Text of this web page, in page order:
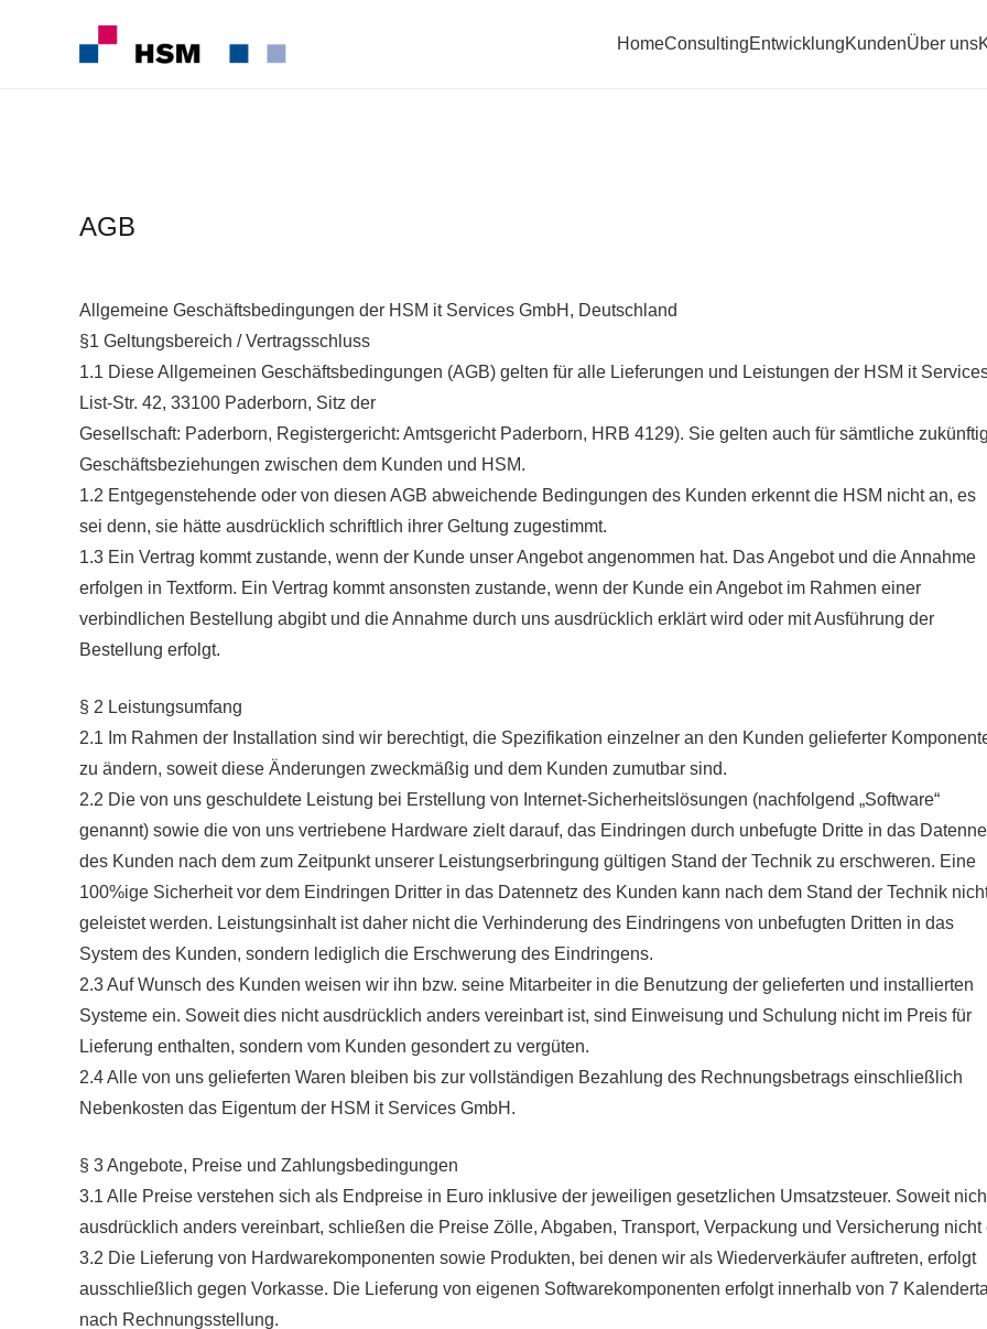
HomeConsultingEntwicklungKundenÜber uns
AGB
Allgemeine Geschäftsbedingungen der HSM it Services GmbH, Deutschland
§1 Geltungsbereich / Vertragsschluss
1.1 Diese Allgemeinen Geschäftsbedingungen (AGB) gelten für alle Lieferungen und Leistungen der HSM it
List-Str. 42, 33100 Paderborn, Sitz der
Gesellschaft: Paderborn, Registergericht: Amtsgericht Paderborn, HRB 4129). Sie gelten auch für sämtliche
Geschäftsbeziehungen zwischen dem Kunden und HSM.
1.2 Entgegenstehende oder von diesen AGB abweichende Bedingungen des Kunden erkennt die HSM nicht an, es
sei denn, sie hätte ausdrücklich schriftlich ihrer Geltung zugestimmt.
1.3 Ein Vertrag kommt zustande, wenn der Kunde unser Angebot angenommen hat. Das Angebot und die Annahme
erfolgen in Textform. Ein Vertrag kommt ansonsten zustande, wenn der Kunde ein Angebot im Rahmen einer
verbindlichen Bestellung abgibt und die Annahme durch uns ausdrücklich erklärt wird oder mit Ausführung der
Bestellung erfolgt.
§ 2 Leistungsumfang
2.1 Im Rahmen der Installation sind wir berechtigt, die Spezifikation einzelner an den Kunden gelieferter
zu ändern, soweit diese Änderungen zweckmäßig und dem Kunden zumutbar sind.
2.2 Die von uns geschuldete Leistung bei Erstellung von Internet-Sicherheitslösungen (nachfolgend „Software“
genannt) sowie die von uns vertriebene Hardware zielt darauf, das Eindringen durch unbefugte Dritte in das
des Kunden nach dem zum Zeitpunkt unserer Leistungserbringung gültigen Stand der Technik zu erschweren. Eine
100%ige Sicherheit vor dem Eindringen Dritter in das Datennetz des Kunden kann nach dem Stand der Technik
geleistet werden. Leistungsinhalt ist daher nicht die Verhinderung des Eindringens von unbefugten Dritten in das
System des Kunden, sondern lediglich die Erschwerung des Eindringens.
2.3 Auf Wunsch des Kunden weisen wir ihn bzw. seine Mitarbeiter in die Benutzung der gelieferten und installierten
Systeme ein. Soweit dies nicht ausdrücklich anders vereinbart ist, sind Einweisung und Schulung nicht im Preis für
Lieferung enthalten, sondern vom Kunden gesondert zu vergüten.
2.4 Alle von uns gelieferten Waren bleiben bis zur vollständigen Bezahlung des Rechnungsbetrags einschließlich
Nebenkosten das Eigentum der HSM it Services GmbH.
§ 3 Angebote, Preise und Zahlungsbedingungen
3.1 Alle Preise verstehen sich als Endpreise in Euro inklusive der jeweiligen gesetzlichen Umsatzsteuer. Soweit
ausdrücklich anders vereinbart, schließen die Preise Zölle, Abgaben, Transport, Verpackung und Versicherung nicht
3.2 Die Lieferung von Hardwarekomponenten sowie Produkten, bei denen wir als Wiederverkäufer auftreten, erfolgt
ausschließlich gegen Vorkasse. Die Lieferung von eigenen Softwarekomponenten erfolgt innerhalb von 7
nach Rechnungsstellung.